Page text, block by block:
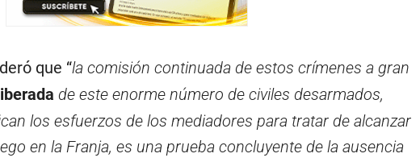
que “la comisión continuada de estos crímenes a gran
de este enorme número de civiles desarmados,
los esfuerzos de los mediadores para tratar de alcanzar
en la Franja, es una prueba concluyente de la ausencia